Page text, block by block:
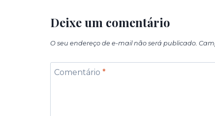
Deixe um comentário
O seu endereço de e-mail não será publicado.
Comentário *